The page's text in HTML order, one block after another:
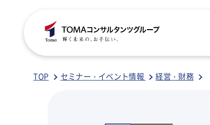
TOP セミナー・イベント情報 経営・財務